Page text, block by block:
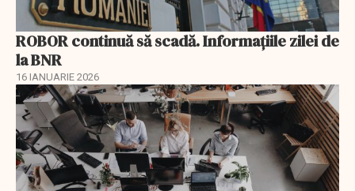
ROBOR continuă să scadă. Informaţiile zilei de
la BNR
16 IANUARIE 2026